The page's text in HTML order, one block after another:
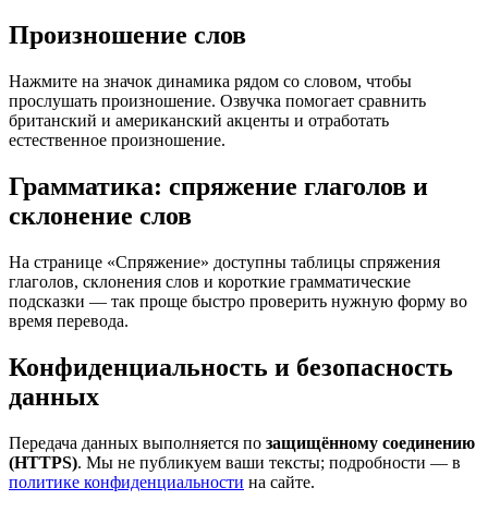
Произношение слов
Нажмите на значок динамика рядом со словом, чтобы
прослушать произношение. Озвучка помогает сравнить
британский и американский акценты и отработать
естественное произношение.
Грамматика: спряжение глаголов и
склонение слов
На странице «Спряжение» доступны таблицы спряжения
глаголов, склонения слов и короткие грамматические
подсказки — так проще быстро проверить нужную форму во
время перевода.
Конфиденциальность и безопасность
данных
Передача данных выполняется по защищённому соединению
(HTTPS). Мы не публикуем ваши тексты; подробности — в
политике конфиденциальности на сайте.